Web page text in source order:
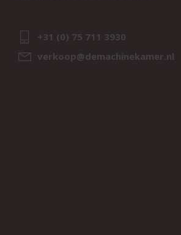
+31 (0) 75 711 3930
verkoop@demachinekamer.nl